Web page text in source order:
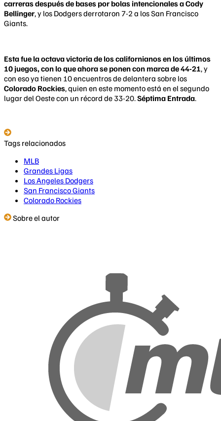
carreras después de bases por bolas intencionales a Cody
Bellinger, y los Dodgers derrotaron 7-2 a los San Francisco
Giants.
Esta fue la octava victoria de los californianos en los últimos
10 juegos, con lo que ahora se ponen con marca de 44-21, y
con eso ya tienen 10 encuentros de delantera sobre los
Colorado Rockies, quien en este momento está en el segundo
lugar del Oeste con un récord de 33-20.Séptima Entrada.
Tags relacionados
MLB
Grandes Ligas
Los Angeles Dodgers
San Francisco Giants
Colorado Rockies
Sobre el autor